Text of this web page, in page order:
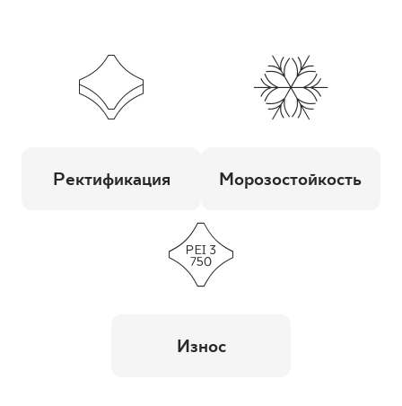
Ректификация Морозостойкость
Износ